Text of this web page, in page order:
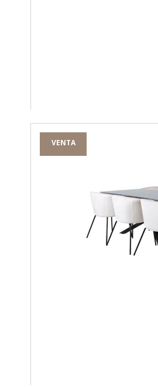
VENTA